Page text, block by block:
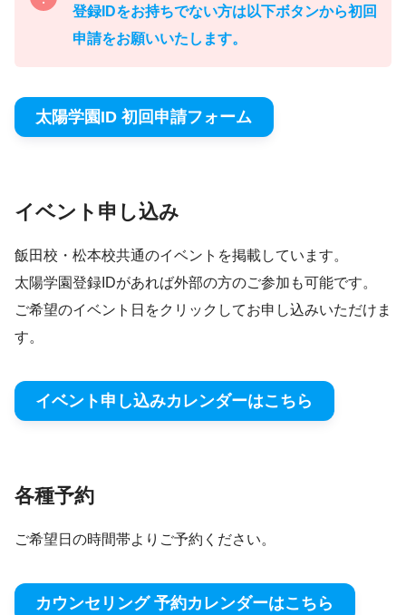
登録IDをお持ちでない方は以下ボタンから初回
申請をお願いいたします。
太陽学園ID 初回申請フォーム
イベント申し込み
飯田校・松本校共通のイベントを掲載しています。
太陽学園登録IDがあれば外部の方のご参加も可能です。
ご希望のイベント日をクリックしてお申し込みいただけま
す。
イベント申し込みカレンダーはこちら
各種予約
ご希望日の時間帯よりご予約ください。
カウンセリング 予約カレンダーはこちら